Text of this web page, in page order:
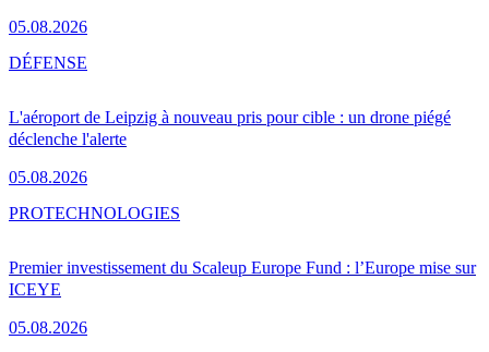
05.08.2026
L'aéroport de Leipzig à nouveau pris pour cible : un drone piégé
déclenche l'alerte
05.08.2026
DÉFENSE
Premier investissement du Scaleup Europe Fund : l’Europe mise sur
ICEYE
05.08.2026
PROTECHNOLOGIES